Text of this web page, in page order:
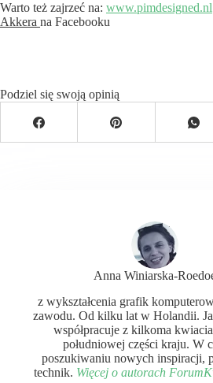
Warto też zajrzeć na: www.pimdesigned.nl
Akkera na Facebooku
Podziel się swoją opinią
Anna Winiarska-
z wykształcenia grafik
zawodu. Od kilku lat w Holandii.
współpracuje z kilkoma
południowej części kraju. W
poszukiwaniu nowych inspiracji,
technik. Więcej o autorach